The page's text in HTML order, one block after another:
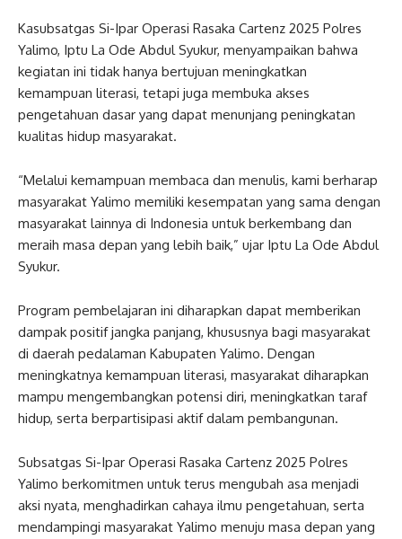
Kasubsatgas Si-Ipar Operasi Rasaka Cartenz 2025 Polres
Yalimo, Iptu La Ode Abdul Syukur, menyampaikan bahwa
kegiatan ini tidak hanya bertujuan meningkatkan
kemampuan literasi, tetapi juga membuka akses
pengetahuan dasar yang dapat menunjang peningkatan
kualitas hidup masyarakat.
“Melalui kemampuan membaca dan menulis, kami berharap
masyarakat Yalimo memiliki kesempatan yang sama dengan
masyarakat lainnya di Indonesia untuk berkembang dan
meraih masa depan yang lebih baik,” ujar Iptu La Ode Abdul
Syukur.
Program pembelajaran ini diharapkan dapat memberikan
dampak positif jangka panjang, khususnya bagi masyarakat
di daerah pedalaman Kabupaten Yalimo. Dengan
meningkatnya kemampuan literasi, masyarakat diharapkan
mampu mengembangkan potensi diri, meningkatkan taraf
hidup, serta berpartisipasi aktif dalam pembangunan.
Subsatgas Si-Ipar Operasi Rasaka Cartenz 2025 Polres
Yalimo berkomitmen untuk terus mengubah asa menjadi
aksi nyata, menghadirkan cahaya ilmu pengetahuan, serta
mendampingi masyarakat Yalimo menuju masa depan yang